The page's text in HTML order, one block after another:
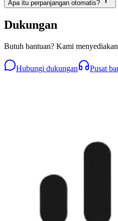
Apa itu perpanjangan otomatis?
Dukungan
Butuh bantuan? Kami
Hubungi dukungan Pusat